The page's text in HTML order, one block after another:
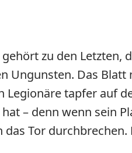
zu den Letzten,
Ungunsten. Das
tapfer auf
– denn wenn sein
Tor